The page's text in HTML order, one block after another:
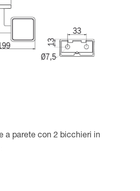
a parete con 2 bicchieri in